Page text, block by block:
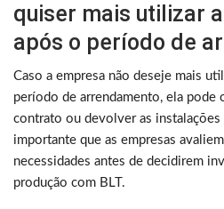
quiser mais utilizar
após o período de
Caso a empresa não deseje mais
período de arrendamento, ela pode
contrato ou devolver as
importante que as empresas
necessidades antes de decidirem
produção com BLT.